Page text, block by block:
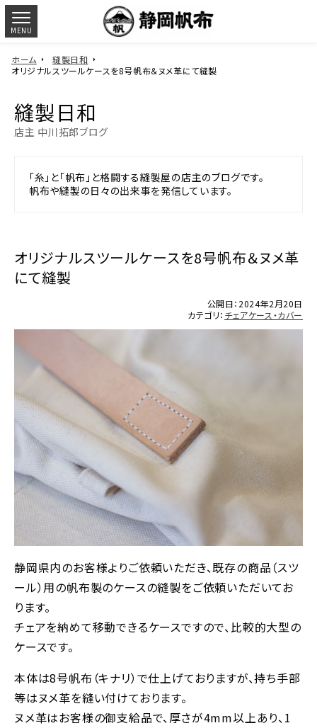
MENU
ホーム
縫製日和
オリジナルスツールケースを8号帆布＆ヌメ革にて縫製
縫製日和
店主 中川拓郎ブログ
「糸」と「帆布」と格闘する縫製屋の店主のブログです。
帆布や縫製の日々の出来事を発信しています。
オリジナルスツールケースを8号帆布＆ヌメ革
にて縫製
公開日：2024年2月20日
カテゴリ： チェアケース・カバー
静岡県内のお客様よりご依頼いただき、既存の商品（スツ
ール）用の帆布製のケースの縫製をご依頼いただいてお
ります。
チェアを納めて移動できるケースですので、比較的大型の
ケースです。
本体は8号帆布（キナリ）で仕上げておりますが、持ち手部
等はヌメ革を縫い付けております。
ヌメ革はお客様の御支給品で、厚さが4mm以上あり、1